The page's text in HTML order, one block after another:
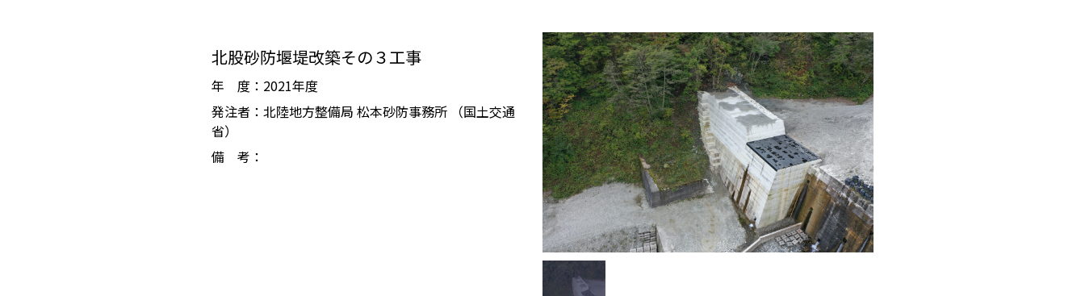
北股砂防堰堤改築その３工事
年 度：2021年度
発注者：北陸地方整備局 松本砂防事務所 （国土交通
省）
備 考：
投
稿
ナ
ビ
ゲ
ー
シ
ョ
ン